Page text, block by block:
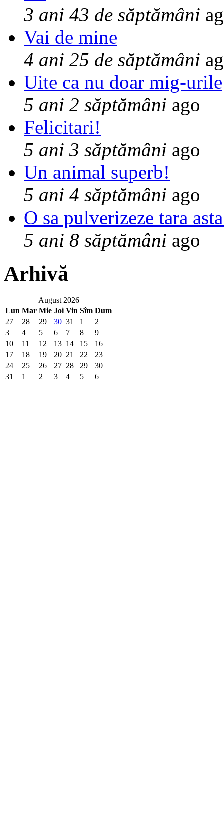
3 ani 43 de săptămâni
Vai de mine
4 ani 25 de săptămâni
Uite ca nu doar mig-urile
5 ani 2 săptămâni ago
Felicitari!
5 ani 3 săptămâni ago
Un animal superb!
5 ani 4 săptămâni ago
O sa pulverizeze tara
5 ani 8 săptămâni ago
Arhivă
August 2026
Lun Mar Mie Joi Vin Sîm Dum
27
28 29 30 31 1
2
3
4 5 6 7 8
9
10
11 12 13 14 15
16
17
18 19 20 21 22
23
24
25 26 27 28 29
30
31
1 2 3 4 5 6